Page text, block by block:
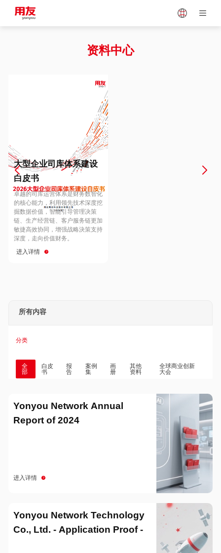
Vietnam
Europe
Hungary
Hong Kong
资料中心
大型企业司库体系建设
白皮书
卓越的司库运营体系是财务数智化
的核心能力，利用领先技术深度挖
掘数据价值，智能引导管理决策
链、生产经营链、客户服务链更加
敏捷高效协同，增强战略決策支持
深度，走向价值财务。
进入详情
所有内容
分类
全
部
白皮
书
报
告
案例
集
画
册
其他
资料
全球商业创新
大会
Yonyou Network Annual
Report of 2024
进入详情
Yonyou Network Technology
Co., Ltd. - Application Proof -